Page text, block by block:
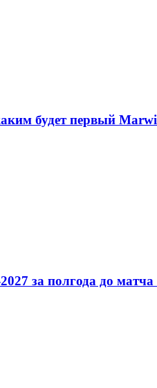
будет первый
за полгода до